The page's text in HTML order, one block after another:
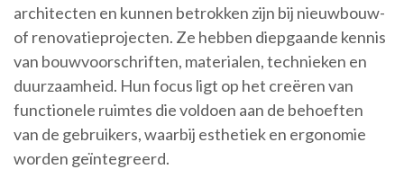
architecten en kunnen betrokken zijn bij nieuwbouw-
of renovatieprojecten. Ze hebben diepgaande kennis
van bouwvoorschriften, materialen, technieken en
duurzaamheid. Hun focus ligt op het creëren van
functionele ruimtes die voldoen aan de behoeften
van de gebruikers, waarbij esthetiek en ergonomie
worden geïntegreerd.